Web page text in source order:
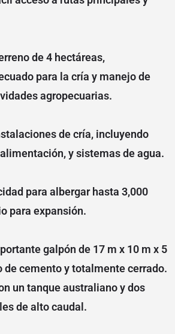
de 4 hectáreas,
para la cría y manejo de
agropecuarias.
de cría, incluyendo
y sistemas de agua.
para albergar hasta 3,000
para expansión.
galpón de 17 m x 10 m x 5
de cemento y totalmente cerrado.
un tanque australiano y dos
de alto caudal.